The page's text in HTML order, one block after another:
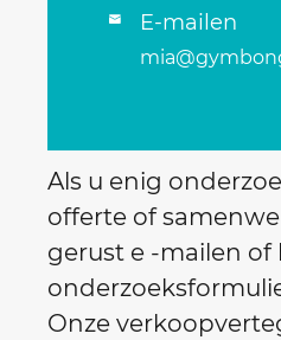
 E-mailen
Als u enig
offerte of
gerust e -mailen
Onze